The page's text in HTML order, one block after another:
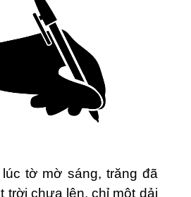
tờ mờ sáng, trăng đã
trời chưa lên, chỉ một dải